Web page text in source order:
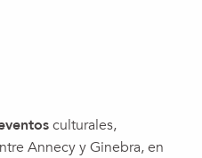
culturales,
Annecy y Ginebra, en